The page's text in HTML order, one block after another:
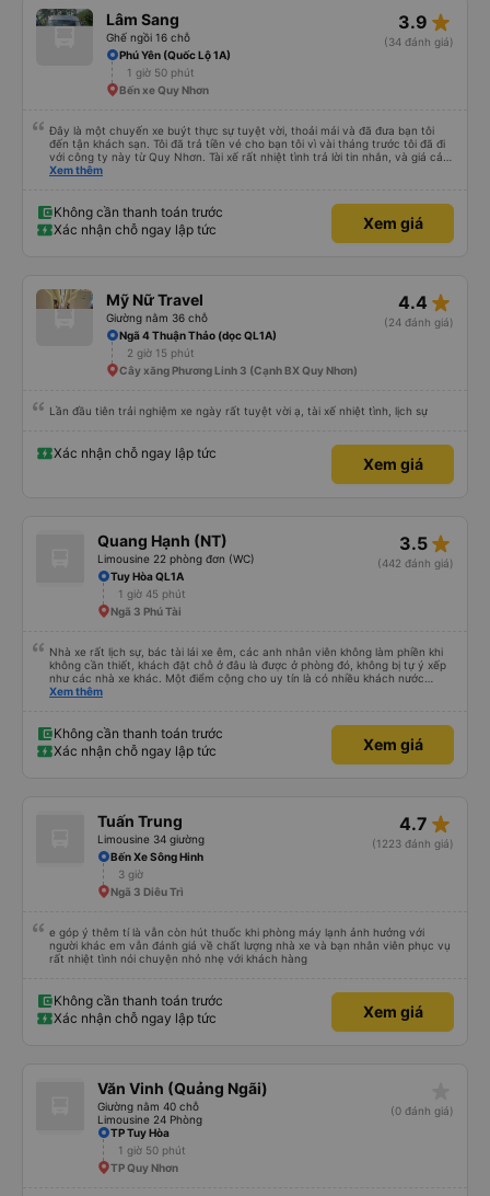
Họ đã tìm thấy chúng và sắp xếp một nhà trọ gần đó để chúng tôi trả lại
chúng để chúng tôi có thể đến đón bất cứ lúc nào thuận tiện. Nhìn chung
rất ấn tượng, sẽ đặt lại với họ.
Lâm Sang
Ghế ngồi 16 chỗ
3.9 star_rate
(34 đánh giá)
Phú Yên (Quốc Lộ 1A)
1 giờ 50 phút
Bến xe Quy Nhơn
Đây là một chuyến xe buýt thực sự tuyệt vời, thoải mái và đã đưa bạn tôi
đến tận khách sạn. Tôi đã trả tiền vé cho bạn tôi vì vài tháng trước tôi đã đi
với công ty này từ Quy Nhơn. Tài xế rất nhiệt tình trả lời tin nhắn, và giá cả
rất hợp lý, rẻ hơn so với các lựa chọn khác cho dịch vụ 5 sao. Rất đáng để
Xem thêm
Không cần thanh toán trước
Xác nhận chỗ ngay lập tức
Xem giá
Mỹ Nữ Travel
Giường nằm 36 chỗ
4.4 star_rate
(24 đánh giá)
Ngã 4 Thuận Thảo (dọc QL1A)
2 giờ 15 phút
Cây xăng Phương Linh 3 (Cạnh BX Quy Nhơn)
Lần đầu tiên trải nghiệm xe ngày rất tuyệt vời ạ, tài xế nhiệt tình, lịch sự
Xác nhận chỗ ngay lập tức
Xem giá
Quang Hạnh (NT)
Limousine 22 phòng đơn (WC)
3.5 star_rate
(442 đánh giá)
Tuy Hòa QL1A
1 giờ 45 phút
Ngã 3 Phú Tài
Nhà xe rất lịch sự, bác tài lái xe êm, các anh nhân viên không làm phiền khi
không cần thiết, khách đặt chỗ ở đâu là được ở phòng đó, không bị tự ý xếp
như các nhà xe khác. Một điểm cộng cho uy tín là có nhiều khách nước
Xem thêm
Không cần thanh toán trước
Xác nhận chỗ ngay lập tức
Xem giá
Tuấn Trung
Limousine 34 giường
4.7 star_rate
(1223 đánh giá)
Bến Xe Sông Hinh
3 giờ
Ngã 3 Diêu Trì
e góp ý thêm tí là vẫn còn hút thuốc khi phòng máy lạnh ảnh hưởng với
người khác em vẫn đánh giá về chất lượng nhà xe và bạn nhân viên phục vụ
rất nhiệt tình nói chuyện nhỏ nhẹ với khách hàng
Không cần thanh toán trước
Xác nhận chỗ ngay lập tức
Xem giá
Văn Vinh (Quảng Ngãi)
Giường nằm 40 chỗ
Limousine 24 Phòng
(0 đánh giá)
TP Tuy Hòa
1 giờ 50 phút
TP Quy Nhơn